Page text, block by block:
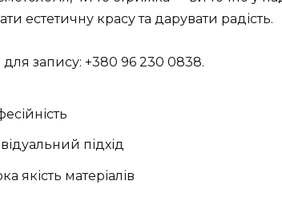
естетичну красу та дарувати радість.
запису: +380 96 230 0838.
підхід
якість матеріалів